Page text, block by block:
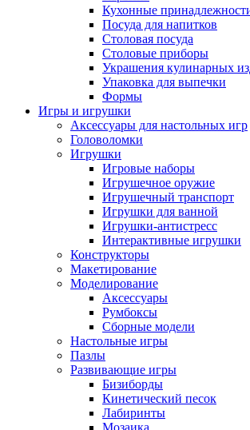
Кухонные
Посуда для напитков
Столовая посуда
Столовые приборы
Украшения кулинарных
Упаковка для выпечки
Формы
Игры и игрушки
Аксессуары для настольных игр
Головоломки
Игрушки
Игровые наборы
Игрушечное оружие
Игрушечный транспорт
Игрушки для ванной
Игрушки-антистресс
Интерактивные игрушки
Конструкторы
Макетирование
Моделирование
Аксессуары
Румбоксы
Сборные модели
Настольные игры
Пазлы
Развивающие игры
Бизиборды
Кинетический песок
Лабиринты
Мозаика